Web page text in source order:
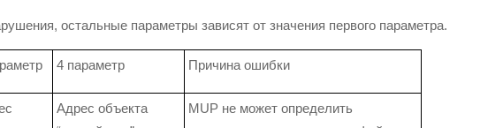
остальные параметры зависят от значения первого параметра.
4 параметр Причина ошибки
Адрес объекта
MUP не может определить